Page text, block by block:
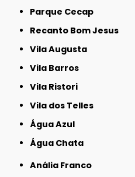
Parque Cecap
Recanto Bom Jesus
Vila Augusta
Vila Barros
Vila Ristori
Vila dos Telles
Água Azul
Água Chata
Anália Franco